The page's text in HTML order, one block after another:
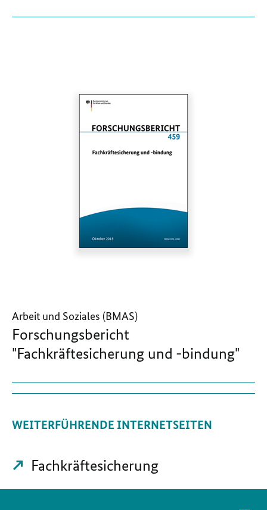
Arbeit und Soziales (BMAS)
Forschungsbericht
"Fachkräftesicherung und -bindung"
WEITERFÜHRENDE INTERNETSEITEN
Fachkräftesicherung